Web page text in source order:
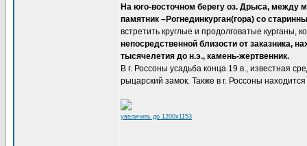
На юго-восточном берегу оз. Дрыса, между
памятник –Рогнединкурган(гора) со
встретить круглые и продолговатые курганы,
непосредственной близости от заказника,
тысячелетия до н.э., камень-жертвенник.
В г. Россоны усадьба конца 19 в., известная
рыцарский замок. Также в г. Россоны
увеличить до 1200x1153